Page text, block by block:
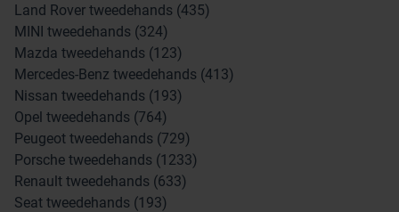
Land Rover tweedehands (435)
MINI tweedehands (324)
Mazda tweedehands (123)
Mercedes-Benz tweedehands (413)
Nissan tweedehands (193)
Opel tweedehands (764)
Peugeot tweedehands (729)
Porsche tweedehands (1233)
Renault tweedehands (633)
Seat tweedehands (193)